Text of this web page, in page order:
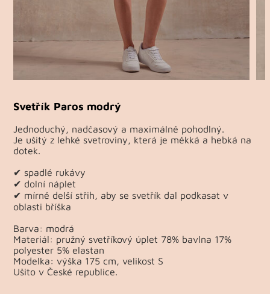
Svetřík Paros modrý
Jednoduchý, nadčasový a maximálně pohodlný.
Je ušitý z lehké svetroviny, která je měkká a hebká na
dotek.
✔ spadlé rukávy
✔ dolní náplet
✔ mírně delší střih, aby se svetřík dal podkasat v
oblasti bříška
Barva: modrá
Materiál: pružný svetříkový úplet 78% bavlna 17%
polyester 5% elastan
Modelka: výška 175 cm, velikost S
Ušito v České republice.